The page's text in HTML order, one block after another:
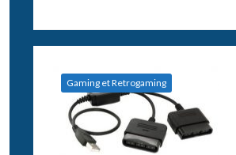
Gaming et Retrogaming